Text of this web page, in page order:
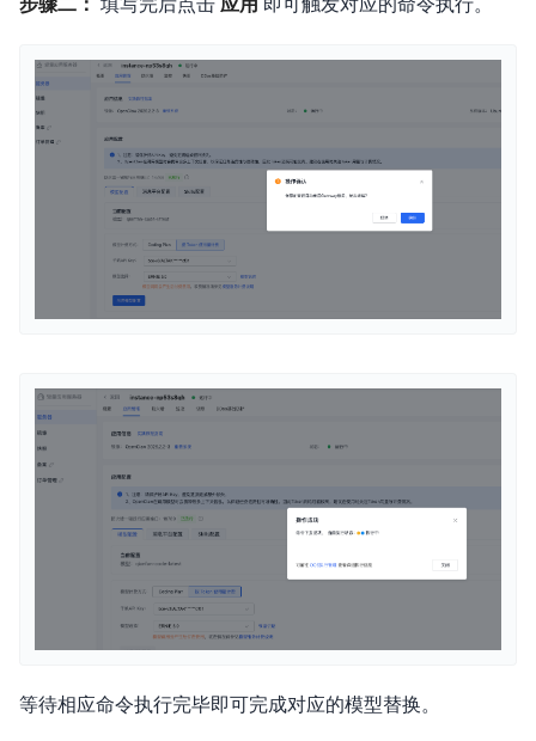
步骤二： 填写完后点击 应用 即可触发对应的命令执行。
等待相应命令执行完毕即可完成对应的模型替换。